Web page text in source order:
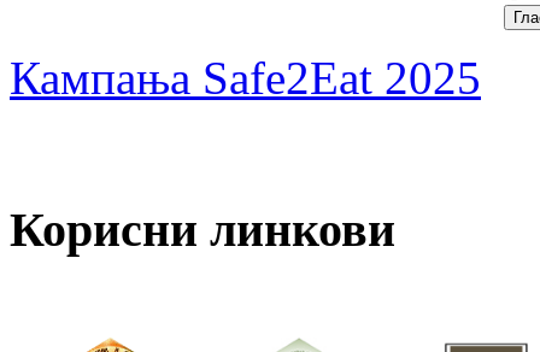
Кампања Safe2Eat 2025
Корисни линкови